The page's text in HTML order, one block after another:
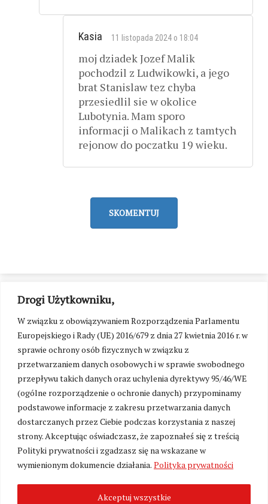
Drogi Użytkowniku,
W związku z obowiązywaniem Rozporządzenia Parlamentu
Europejskiego i Rady (UE) 2016/679 z dnia 27 kwietnia 2016 r. w
sprawie ochrony osób fizycznych w związku z
przetwarzaniem danych osobowych i w sprawie swobodnego
przepływu takich danych oraz uchylenia dyrektywy 95/46/WE
(ogólne rozporządzenie o ochronie danych) przypominamy
podstawowe informacje z zakresu przetwarzania danych
dostarczanych przez Ciebie podczas korzystania z naszej
strony. Akceptując oświadczasz, że zapoznałeś się z treścią
Polityki prywatności i zgadzasz się na wskazane w
wymienionym dokumencie działania. Polityka prywatności
Akceptuj wszystkie
Kasia 11 listopada 2024 o 18:04
moj dziadek Jozef Malik
pochodzil z Ludwikowki, a jego
brat Stanislaw tez chyba
przesiedlil sie w okolice
Lubotynia. Mam sporo
informacji o Malikach z tamtych
rejonow do poczatku 19 wieku.
SKOMENTUJ
Zmień ustawienia cookies